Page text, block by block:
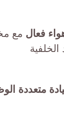
فعال مع
الخلفية
متعددة